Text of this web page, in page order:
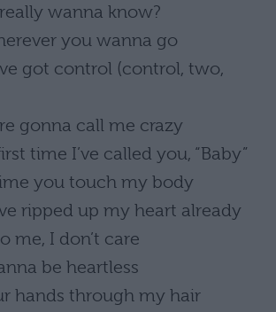
wanna know?
you wanna go
got control (control, two,
gonna call me crazy
time I’ve called you, “Baby”
you touch my body
ripped up my heart already
me, I don’t care
be heartless
hands through my hair